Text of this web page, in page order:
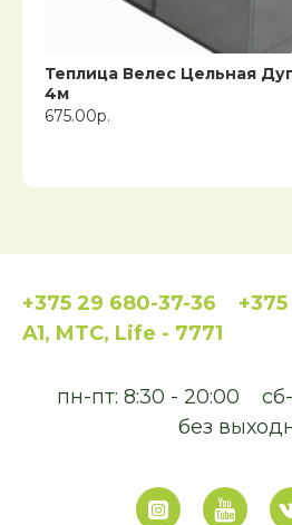
Теплица Велес Цельная
4м
675.00р.
+375 29 680-37-36
A1, MTC, Life - 7771
пн-пт: 8:30 - 20:00
без